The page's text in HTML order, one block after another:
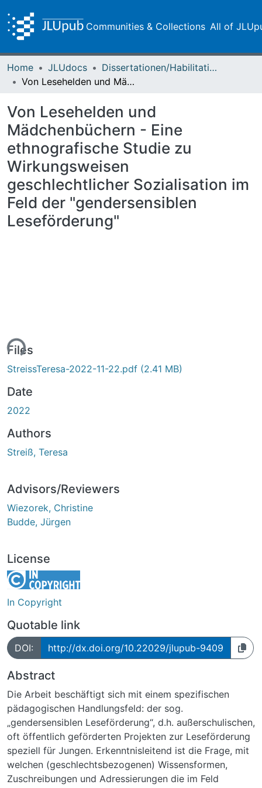
Communities & Collections All of
Home JLUdocs
Dissertationen/Habilitationen
Von Lesehelden und Mädchenbüchern - Eine ethnografische Studie zu Wirkungsweisen geschlechtlicher Sozialisation im Feld der "gendersensiblen Leseförderung"
Von Lesehelden und
Mädchenbüchern - Eine
ethnografische Studie zu
Wirkungsweisen
geschlechtlicher Sozialisation im
Feld der "gendersensiblen
Leseförderung"
Files
StreissTeresa-2022-11-22.pdf (2.41 MB)
Date
2022
Authors
Streiß, Teresa
Advisors/Reviewers
Wiezorek, Christine
Budde, Jürgen
License
In Copyright
Quotable link
DOI: http://dx.doi.org/10.22029/jlupub-9409
Abstract
Die Arbeit beschäftigt sich mit einem spezifischen
pädagogischen Handlungsfeld: der sog.
„gendersensiblen Leseförderung“, d.h. außerschulischen,
oft öffentlich geförderten Projekten zur Leseförderung
speziell für Jungen. Erkenntnisleitend ist die Frage, mit
welchen (geschlechtsbezogenen) Wissensformen,
Zuschreibungen und Adressierungen die im Feld